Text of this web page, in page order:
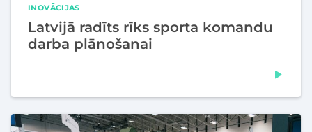
INOVĀCIJAS
Latvijā radīts rīks sporta komandu
darba plānošanai